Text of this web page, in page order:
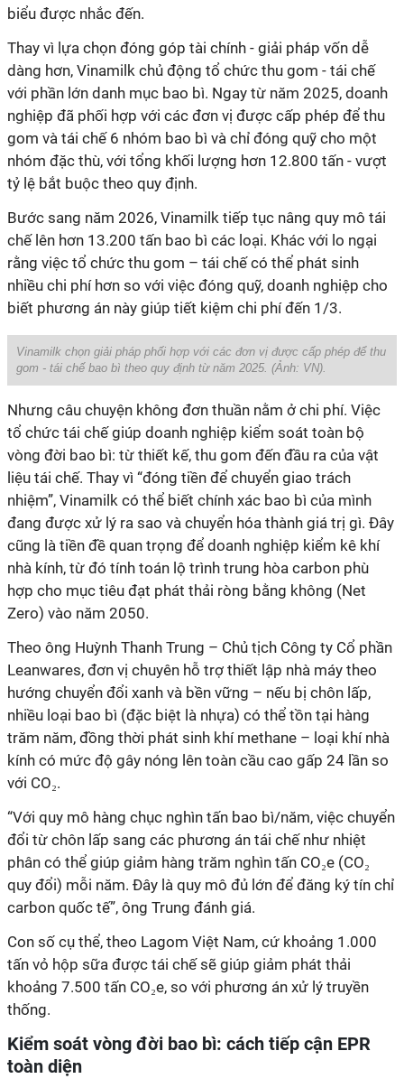
biểu được nhắc đến.
Thay vì lựa chọn đóng góp tài chính - giải pháp vốn dễ
dàng hơn, Vinamilk chủ động tổ chức thu gom - tái chế
với phần lớn danh mục bao bì. Ngay từ năm 2025, doanh
nghiệp đã phối hợp với các đơn vị được cấp phép để thu
gom và tái chế 6 nhóm bao bì và chỉ đóng quỹ cho một
nhóm đặc thù, với tổng khối lượng hơn 12.800 tấn - vượt
tỷ lệ bắt buộc theo quy định.
Bước sang năm 2026, Vinamilk tiếp tục nâng quy mô tái
chế lên hơn 13.200 tấn bao bì các loại. Khác với lo ngại
rằng việc tổ chức thu gom – tái chế có thể phát sinh
nhiều chi phí hơn so với việc đóng quỹ, doanh nghiệp cho
biết phương án này giúp tiết kiệm chi phí đến 1/3.
Vinamilk chọn giải pháp phối hợp với các đơn vị được cấp phép để thu
gom - tái chế bao bì theo quy định từ năm 2025. (Ảnh: VN).
Nhưng câu chuyện không đơn thuần nằm ở chi phí. Việc
tổ chức tái chế giúp doanh nghiệp kiểm soát toàn bộ
vòng đời bao bì: từ thiết kế, thu gom đến đầu ra của vật
liệu tái chế. Thay vì “đóng tiền để chuyển giao trách
nhiệm”, Vinamilk có thể biết chính xác bao bì của mình
đang được xử lý ra sao và chuyển hóa thành giá trị gì. Đây
cũng là tiền đề quan trọng để doanh nghiệp kiểm kê khí
nhà kính, từ đó tính toán lộ trình trung hòa carbon phù
hợp cho mục tiêu đạt phát thải ròng bằng không (Net
Zero) vào năm 2050.
Theo ông Huỳnh Thanh Trung – Chủ tịch Công ty Cổ phần
Leanwares, đơn vị chuyên hỗ trợ thiết lập nhà máy theo
hướng chuyển đổi xanh và bền vững – nếu bị chôn lấp,
nhiều loại bao bì (đặc biệt là nhựa) có thể tồn tại hàng
trăm năm, đồng thời phát sinh khí methane – loại khí nhà
kính có mức độ gây nóng lên toàn cầu cao gấp 24 lần so
với CO₂.
“Với quy mô hàng chục nghìn tấn bao bì/năm, việc chuyển
đổi từ chôn lấp sang các phương án tái chế như nhiệt
phân có thể giúp giảm hàng trăm nghìn tấn CO₂e (CO₂
quy đổi) mỗi năm. Đây là quy mô đủ lớn để đăng ký tín chỉ
carbon quốc tế”, ông Trung đánh giá.
Con số cụ thể, theo Lagom Việt Nam, cứ khoảng 1.000
tấn vỏ hộp sữa được tái chế sẽ giúp giảm phát thải
khoảng 7.500 tấn CO₂e, so với phương án xử lý truyền
thống.
Kiểm soát vòng đời bao bì: cách tiếp cận EPR
toàn diện